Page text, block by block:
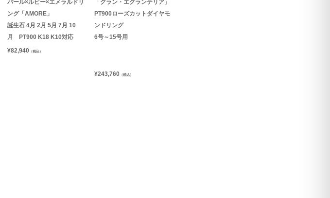
パール×ルビー×エメラルドリ
ング「AMORE」
誕生石 4月 2月 5月 7月 10
月 PT900 K18 K10対応
¥82,940 （税込）
「グラン・エグランテリア」
PT900ローズカットダイヤモ
ンドリング
6号～15号用
¥243,760 （税込）